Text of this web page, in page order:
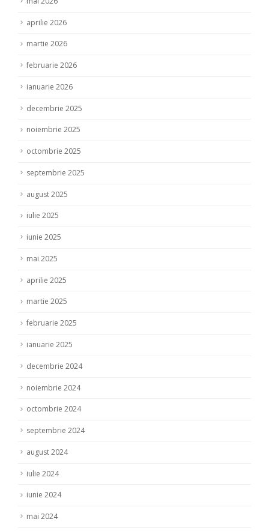
aprilie 2026
martie 2026
februarie 2026
ianuarie 2026
decembrie 2025
noiembrie 2025
octombrie 2025
septembrie 2025
august 2025
iulie 2025
iunie 2025
mai 2025
aprilie 2025
martie 2025
februarie 2025
ianuarie 2025
decembrie 2024
noiembrie 2024
octombrie 2024
septembrie 2024
august 2024
iulie 2024
iunie 2024
mai 2024